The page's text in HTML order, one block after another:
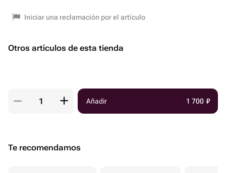
Iniciar una reclamación por el artículo
Otros artículos de esta tienda
Añadir 1 700 ₽
Te recomendamos